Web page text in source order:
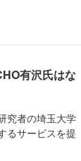
有沢氏はな
究者の埼玉大学
るサービスを提